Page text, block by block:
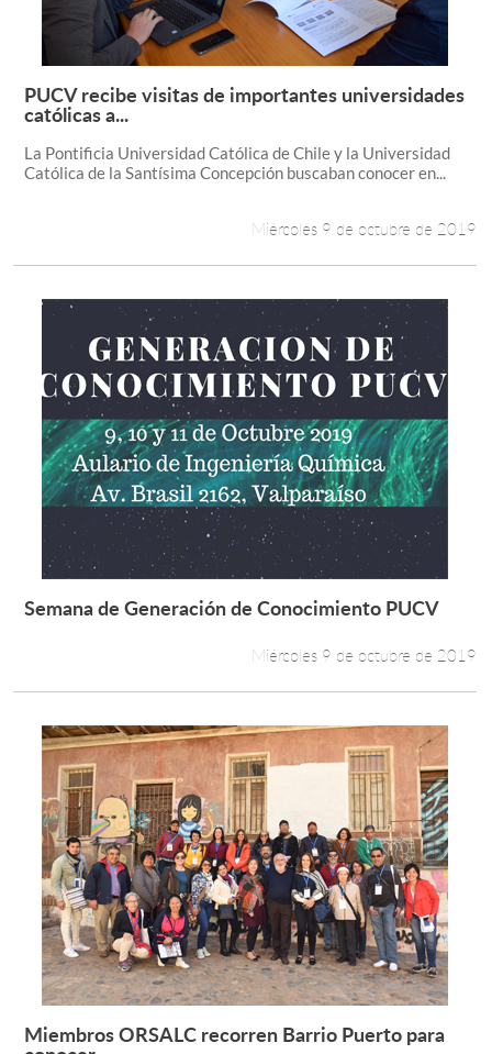
Leer más +
PUCV recibe visitas de importantes universidades
católicas a...
La Pontificia Universidad Católica de Chile y la Universidad
Católica de la Santísima Concepción buscaban conocer en...
Miércoles 9 de octubre de 2019
Leer más +
Semana de Generación de Conocimiento PUCV
Miércoles 9 de octubre de 2019
Miembros ORSALC recorren Barrio Puerto para